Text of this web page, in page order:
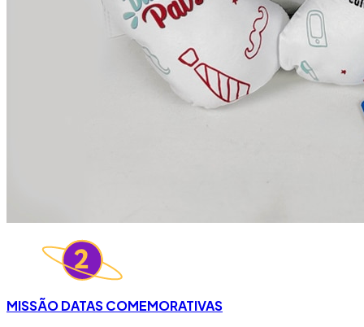
MISSÃO DATAS COMEMORATIVAS